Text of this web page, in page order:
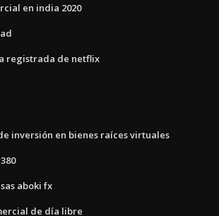
en india 2020
registrada de netflix
inversión en bienes raíces virtuales
aboki fx
de día libre